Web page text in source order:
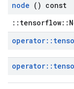
node () const
operator::
operator::